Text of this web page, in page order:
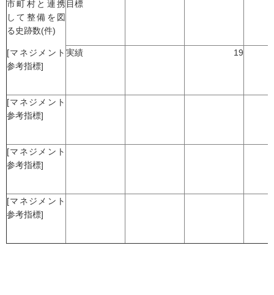
市町村と連携
して整備を図
る史跡数(件)
[マネジメント
参考指標]
目標
実績 19
[マネジメント
参考指標]
[マネジメント
参考指標]
[マネジメント
参考指標]